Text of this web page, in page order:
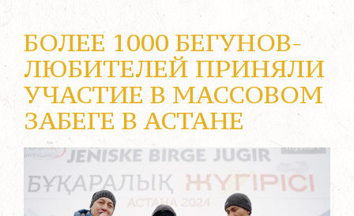
БОЛЕЕ 1000 БЕГУНОВ-
ЛЮБИТЕЛЕЙ ПРИНЯЛИ
УЧАСТИЕ В МАССОВОМ
ЗАБЕГЕ В АСТАНЕ